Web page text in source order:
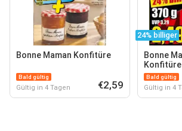
Bonne Maman Konfitüre
Bald gültig
Gültig in 4 Tagen €2,59
24% billiger
Bonne
Konfitüre
Bald gültig
Gültig in 4